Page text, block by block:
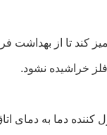
کند تا از
خراشیده نشود.
دما به دمای